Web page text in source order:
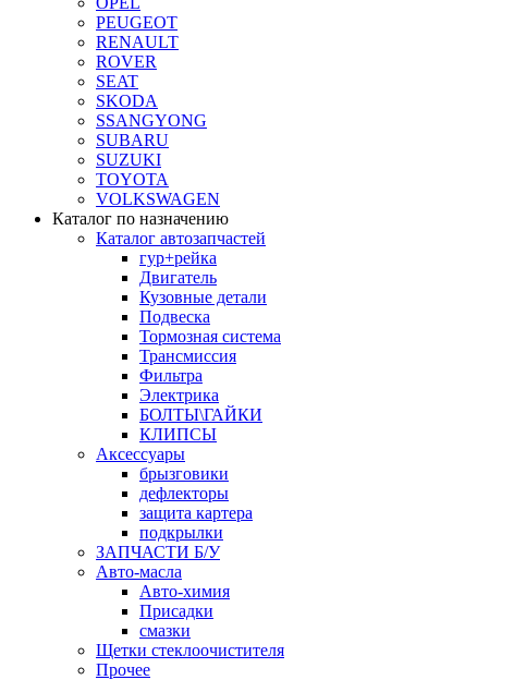
PEUGEOT
RENAULT
ROVER
SEAT
SKODA
SSANGYONG
SUBARU
SUZUKI
TOYOTA
VOLKSWAGEN
Каталог по назначению
Каталог автозапчастей
гур+рейка
Двигатель
Кузовные детали
Подвеска
Тормозная система
Трансмиссия
Фильтра
Электрика
БОЛТЫ\ГАЙКИ
КЛИПСЫ
Аксессуары
брызговики
дефлекторы
защита картера
подкрылки
ЗАПЧАСТИ Б/У
Авто-масла
Авто-химия
Присадки
смазки
Щетки стеклоочистителя
Прочее